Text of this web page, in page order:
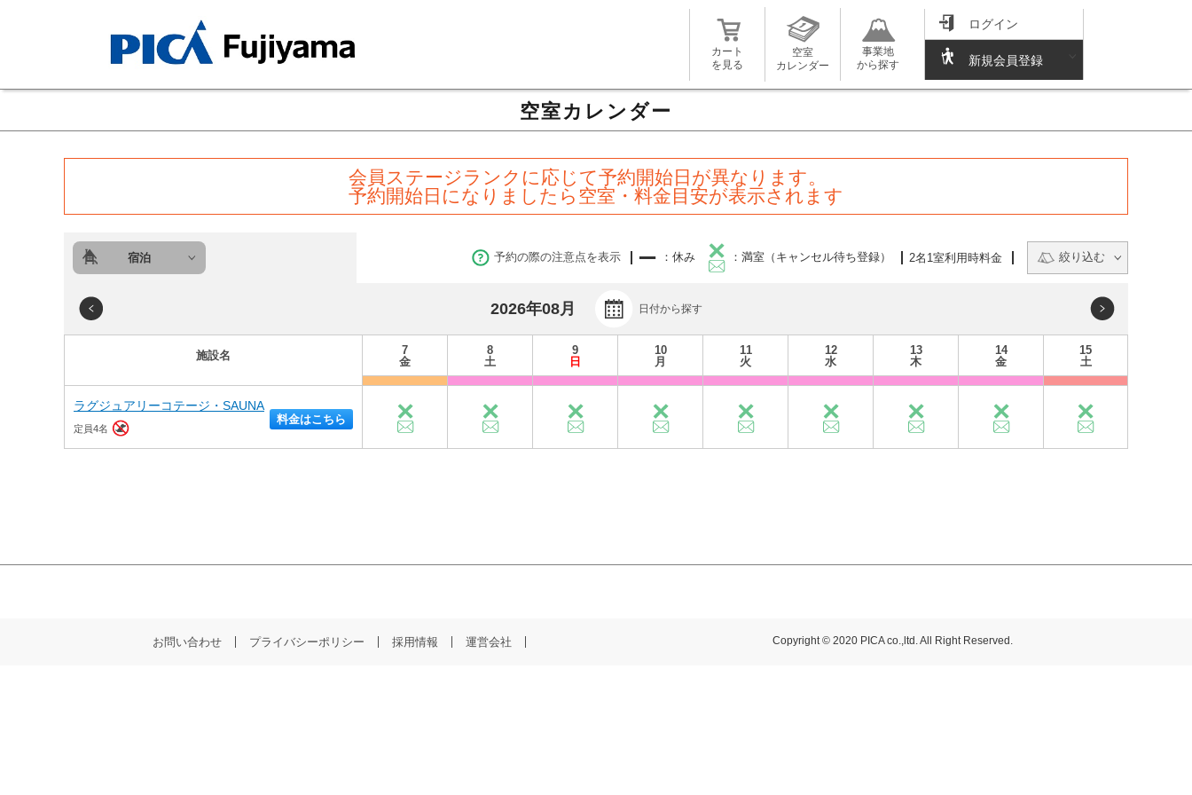
カート
を見る
空室
カレンダー
事業地
から探す
ログイン
新規会員登録
空室カレンダー
会員ステージランクに応じて予約開始日が異なります。
予約開始日になりましたら空室・料金目安が表示されます
宿泊 予約の際の注意点を表示 ：休み ：満室（キャンセル待ち登録） 2名1室利用時料金 絞り込む
2026年08月 日付から探す
施設名
7
金
8
土
9
日
10
月
11
火
12
水
13
木
14
金
15
土
ラグジュアリーコテージ・SAUNA
定員4名
料金はこちら
お問い合わせ プライバシーポリシー 採用情報 運営会社 Copyright © 2020 PICA co.,ltd. All Right Reserved.